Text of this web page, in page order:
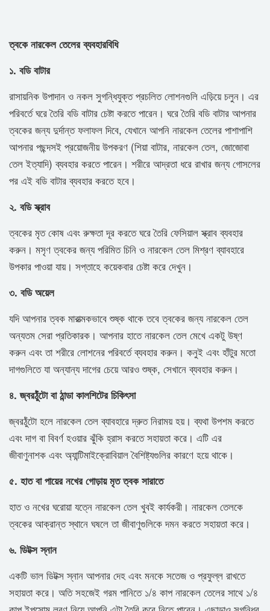
ত্বকে নারকেল তেলের ব্যবহারবিধি
১. বডি বাটার
রাসায়নিক উপাদান ও নকল সুগন্ধিযুক্ত প্রচলিত লোশনগুলি এড়িয়ে চলুন। এর
পরিবর্তে ঘরে তৈরি বডি বাটার চেষ্টা করতে পারেন। ঘরে তৈরি বডি বাটার আপনার
ত্বকের জন্য দুর্দান্ত ফলাফল দিবে, যেখানে আপনি নারকেল তেলের পাশাপাশি
আপনার পছন্দসই প্রয়োজনীয় উপকরণ (শিয়া বাটার, নারকেল তেল, জোজোবা
তেল ইত্যাদি) ব্যবহার করতে পারেন। শরীরে আদ্রতা ধরে রাখার জন্য গোসলের
পর এই বডি বাটার ব্যবহার করতে হবে।
২. বডি স্ক্রাব
ত্বকের মৃত কোষ এবং রুক্ষতা দূর করতে ঘরে তৈরি ফেসিয়াল স্ক্রাব ব্যবহার
করুন। মসৃণ ত্বকের জন্য পরিমিত চিনি ও নারকেল তেল মিশ্রণ ব্যাবহারে
উপকার পাওয়া যায়। সপ্তাহে কয়েকবার চেষ্টা করে দেখুন।
৩. বডি অয়েল
যদি আপনার ত্বক মারাত্মকভাবে শুষ্ক থাকে তবে ত্বকের জন্য নারকেল তেল
অন্যতম সেরা প্রতিকারক। আপনার হাতে নারকেল তেল মেখে একটু উষ্ণ
করুন এবং তা শরীরে লোশনের পরিবর্তে ব্যবহার করুন। কনুই এবং হাঁটুর মতো
দাগগুলিতে যা অন্যান্য দাগের চেয়ে আরও শুষ্ক, সেখানে ব্যবহার করুন।
৪. জ্বরঠুঁটো বা ঠান্ডা কালশিটের চিকিৎসা
জ্বরঠুঁটো হলে নারকেল তেল ব্যাবহারে দ্রুত নিরাময় হয়। ব্যথা উপশম করতে
এবং দাগ বা বিবর্ণ হওয়ার ঝুঁকি হ্রাস করতে সহায়তা করে। এটি এর
জীবাণুনাশক এবং অ্যান্টিমাইক্রোবিয়াল বৈশিষ্ট্যগুলির কারণে হয়ে থাকে।
৫. হাত বা পায়ের নখের গোড়ায় মৃত ত্বক সারাতে
হাত ও নখের ঘরোয়া যত্নে নারকেল তেল খুবই কার্যকরী। নারকেল তেলকে
ত্বকের আক্রান্ত স্থানে ঘষলে তা জীবাণুগুলিকে দমন করতে সহায়তা করে।
৬. ডিটক্স স্নান
একটি ভাল ডিটক্স স্নান আপনার দেহ এবং মনকে সতেজ ও প্রফুল্ল রাখতে
সহায়তা করে। অতি সহজেই গরম পানিতে ১/৪ কাপ নারকেল তেলের সাথে ১/৪